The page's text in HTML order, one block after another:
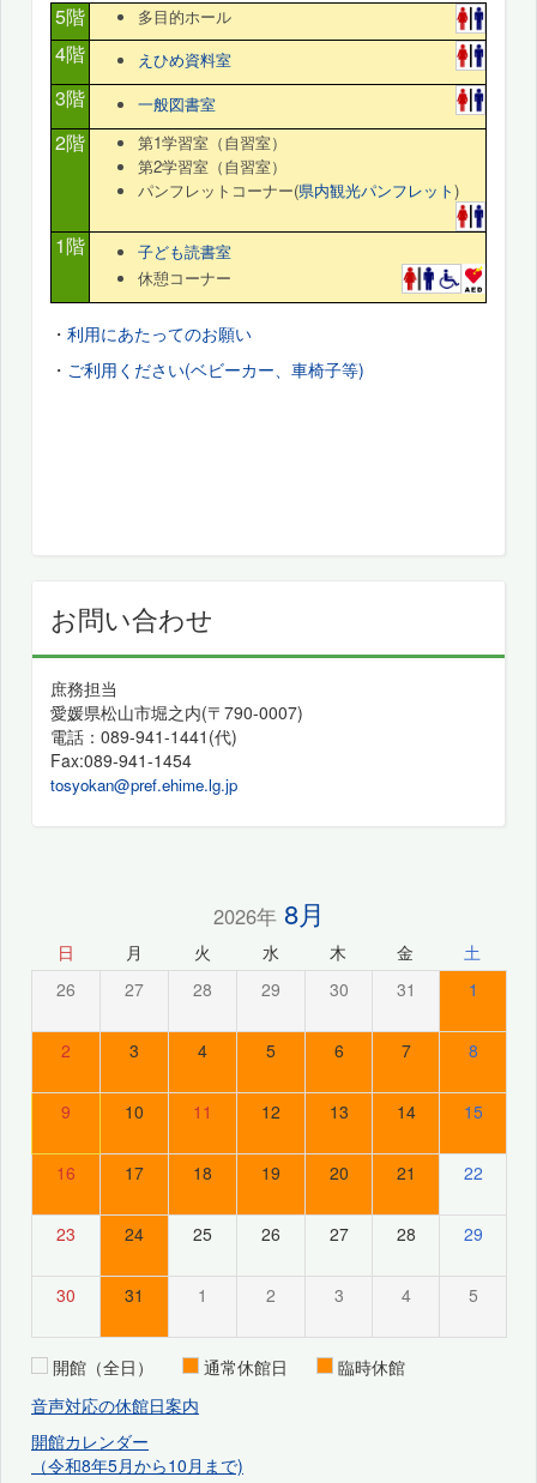
5階 多目的ホール
4階 えひめ資料室
3階 一般図書室
2階
第1学習室（自習室）
第2学習室（自習室）
パンフレットコーナー(県内観光パンフレット)
1階
子ども読書室
休憩コーナー
・ 利用にあたってのお願い
・ ご利用ください(ベビーカー、車椅子等)
お問い合わせ
庶務担当
愛媛県松山市堀之内(〒790-0007)
電話：089-941-1441(代)
Fax:089-941-1454
tosyokan@pref.ehime.lg.jp
2026年8月
日 月 火 水 木 金 土
26 27 28 29 30 31 1
2 3 4 5 6 7 8
9 10 11 12 13 14 15
16 17 18 19 20 21 22
23 24 25 26 27 28 29
30 31 1 2 3 4 5
開館（全日） 通常休館日
臨時休館
音声対応の休館日案内
開館カレンダー
（令和8年5月から10月まで)